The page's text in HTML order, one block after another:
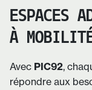
ESPACES
À
Avec PIC92,
répondre aux